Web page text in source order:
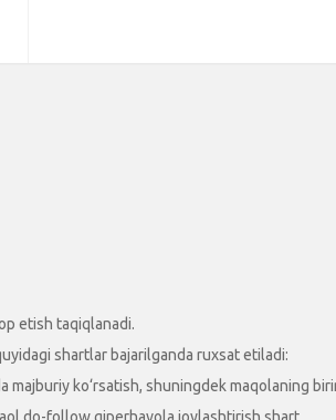
etish taqiqlanadi.
shartlar bajarilganda ruxsat etiladi:
ko‘rsatish, shuningdek maqolaning